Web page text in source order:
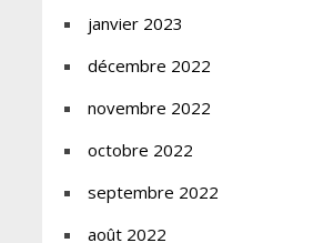
janvier 2023
décembre 2022
novembre 2022
octobre 2022
septembre 2022
août 2022